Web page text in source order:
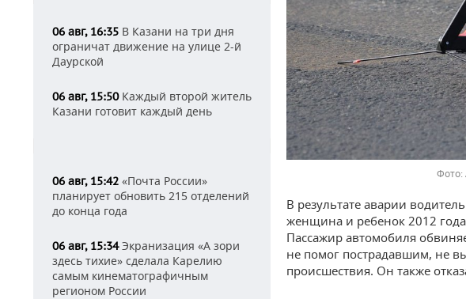
06 авг, 16:35 В Казани на три дня
ограничат движение на улице 2-й
Даурской
06 авг, 15:50Каждый второй житель
Казани готовит каждый день
06 авг, 15:42 «Почта России»
планирует обновить 215 отделений
до конца года
06 авг, 15:34Экранизация «А зори
здесь тихие» сделала Карелию
самым кинематографичным
регионом России
В результате аварии
женщина и ребенок 2012
Пассажир автомобиля
не помог пострадавшим, не
происшествия. Он также